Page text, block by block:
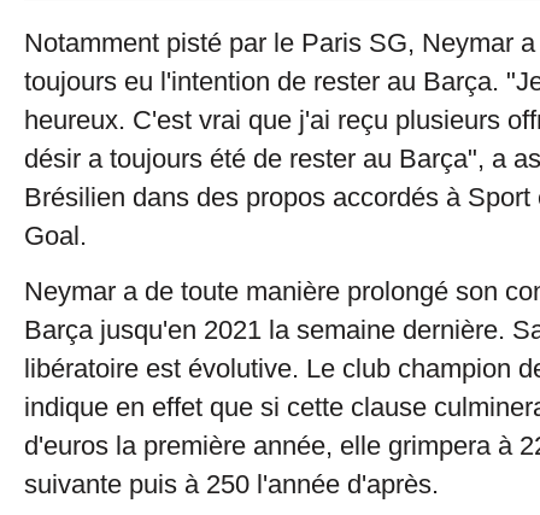
Notamment pisté par le Paris SG, Neymar
toujours eu l'intention de rester au Barça.
heureux. C'est vrai que j'ai reçu plusieurs
désir a toujours été de rester au Barça", a
Brésilien dans des propos accordés à Sport
Goal.
Neymar a de toute manière prolongé son
Barça jusqu'en 2021 la semaine dernière.
libératoire est évolutive. Le club champion
indique en effet que si cette clause
d'euros la première année, elle grimpera à
suivante puis à 250 l'année d'après.